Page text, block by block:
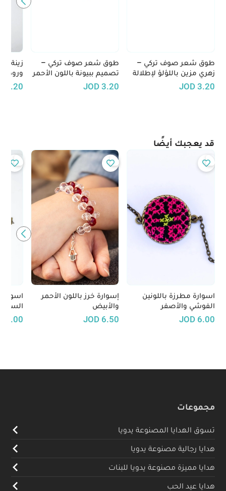
طوق شعر صوف تركي –
زهري مزين باللؤلؤ لإطلالة
أنثوية راقية
3.20
JOD
طوق شعر صوف تركي –
تصميم ببيونة باللون الأحمر
مع لمسات سوداء
3.20
JOD
زينة
ورود
الوبرية
3.20
قد يعجبك أيضًا
اسوارة مطرزة باللونين
الفوشي والأصفر
6.00
JOD
إسوارة خرز باللون الأحمر
والأبيض
6.50
JOD
6.00
مجموعات
تسوق الهدايا المصنوعة يدويا
هدايا رجالية مصنوعة يدويا
هدايا مميزة مصنوعة يدويا للبنات
هدايا عيد الحب